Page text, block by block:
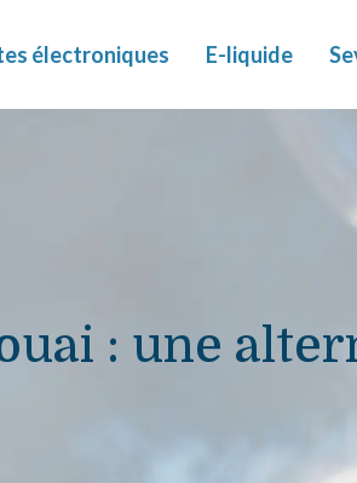
électroniques E-liquide
: une